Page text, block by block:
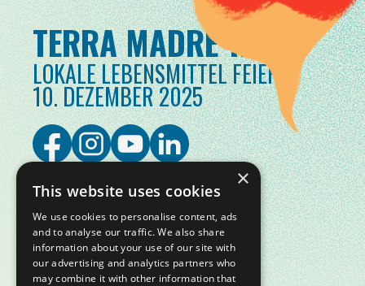
TERRA MADRE TAG
LOKALE LEBENSMITTEL FEIERN
10. DEZEMBER 2025
×
This website uses cookies
We use cookies to personalise content, ads
and to analyse our traffic. We also share
information about your use of our site with
our advertising and analytics partners who
may combine it with other information that